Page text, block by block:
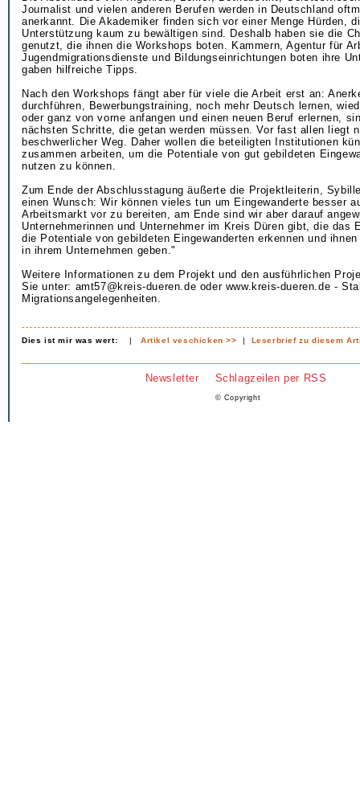
Journalist und vielen anderen Berufen werden in Deutschland
anerkannt. Die Akademiker finden sich vor einer Menge Hürden,
Unterstützung kaum zu bewältigen sind. Deshalb haben sie die
genutzt, die ihnen die Workshops boten. Kammern, Agentur für
Jugendmigrationsdienste und Bildungseinrichtungen boten ihre
gaben hilfreiche Tipps.
Nach den Workshops fängt aber für viele die Arbeit erst an:
durchführen, Bewerbungstraining, noch mehr Deutsch lernen,
oder ganz von vorne anfangen und einen neuen Beruf erlernen,
nächsten Schritte, die getan werden müssen. Vor fast allen liegt
beschwerlicher Weg. Daher wollen die beteiligten Institutionen
zusammen arbeiten, um die Potentiale von gut gebildeten
nutzen zu können.
Zum Ende der Abschlusstagung äußerte die Projektleiterin,
einen Wunsch: Wir können vieles tun um Eingewanderte besser
Arbeitsmarkt vor zu bereiten, am Ende sind wir aber darauf
Unternehmerinnen und Unternehmer im Kreis Düren gibt, die das
die Potentiale von gebildeten Eingewanderten erkennen und
in ihrem Unternehmen geben."
Weitere Informationen zu dem Projekt und den ausführlichen
Sie unter: amt57@kreis-dueren.de oder www.kreis-dueren.de -
Migrationsangelegenheiten.
Dies ist mir was wert: |Artikel veschicken >> | Leserbrief zu diesem
Newsletter Schlagzeilen per RSS
© Copyright